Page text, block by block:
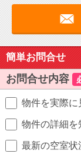
簡単お問合せ